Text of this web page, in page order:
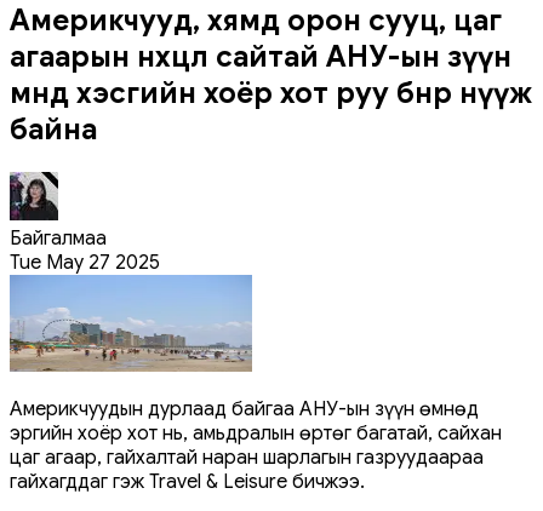
Америкчууд, хямд орон сууц, цаг
агаарын нөхцөл сайтай АНУ-ын зүүн
өмнөд хэсгийн хоёр хот руу бөөнөөрөө нүүж
байна
Байгалмаа
Tue May 27 2025
Америкчуудын дурлаад байгаа АНУ-ын зүүн өмнөд
эргийн хоёр хот нь, амьдралын өртөг багатай, сайхан
цаг агаар, гайхалтай наран шарлагын газруудаараа
гайхагддаг гэж Travel & Leisure бичжээ.